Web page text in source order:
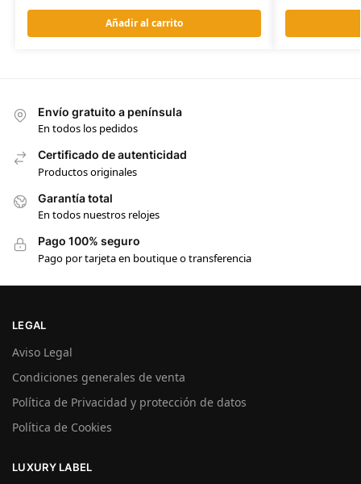
Añadir al carrito
Envío gratuito a península
En todos los pedidos
Certificado de autenticidad
Productos originales
Garantía total
En todos nuestros relojes
Pago 100% seguro
Pago por tarjeta en boutique o transferencia
LEGAL
Aviso Legal
Condiciones generales de venta
Política de Privacidad y protección de datos
Política de Cookies
LUXURY LABEL